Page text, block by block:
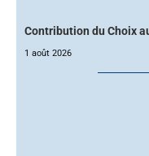
Contribution du Choix
1 août 2026